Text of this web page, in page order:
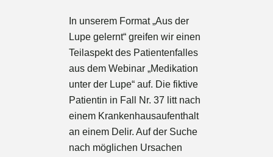
In unserem Format „Aus der
Lupe gelernt“ greifen wir einen
Teilaspekt des Patientenfalles
aus dem Webinar „Medikation
unter der Lupe“ auf. Die fiktive
Patientin in Fall Nr. 37 litt nach
einem Krankenhausaufenthalt
an einem Delir. Auf der Suche
nach möglichen Ursachen